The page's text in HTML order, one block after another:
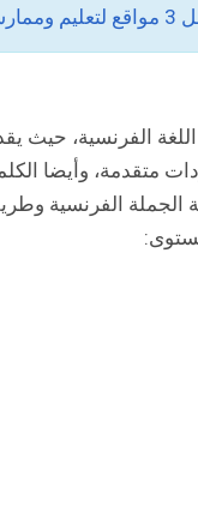
الفرنسية، حيث
متقدمة، وأيضا
الجملة الفرنسية